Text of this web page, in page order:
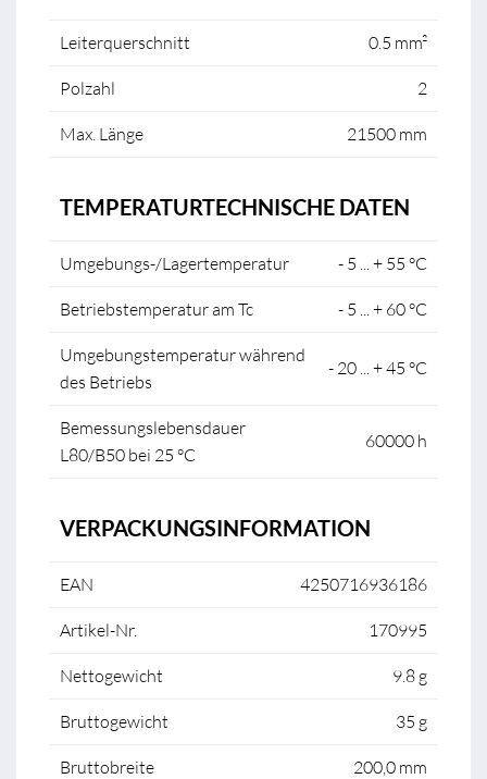
Leiterquerschnitt 0.5 mm²
Polzahl 2
Max. Länge 21500 mm
TEMPERATURTECHNISCHE DATEN
Umgebungs-/Lagertemperatur - 5 ... + 55 °C
Betriebstemperatur am Tc - 5 ... + 60 °C
Umgebungstemperatur während
des Betriebs
- 20 ... + 45 °C
Bemessungslebensdauer
L80/B50 bei 25 °C
60000 h
VERPACKUNGSINFORMATION
EAN 4250716936186
Artikel-Nr. 170995
Nettogewicht 9.8 g
Bruttogewicht 35 g
Bruttobreite 200,0 mm